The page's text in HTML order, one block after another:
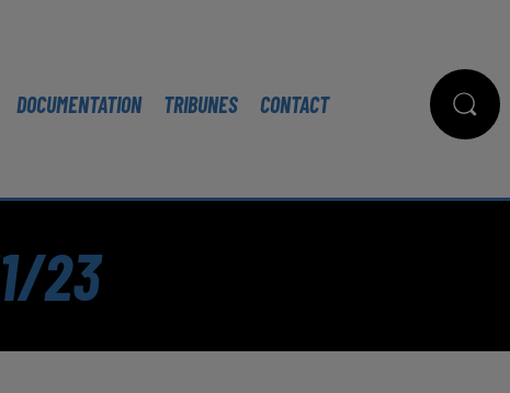
DOCUMENTATION TRIBUNES CONTACT
23